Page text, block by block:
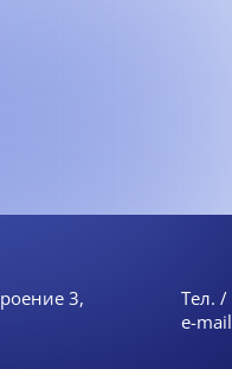
3,
Тел. /
e-